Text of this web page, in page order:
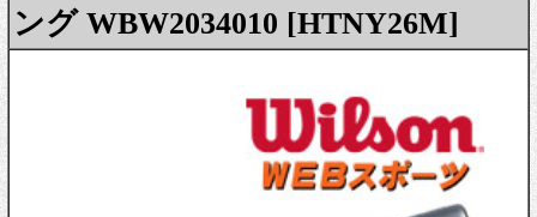
ング WBW2034010 [HTNY26M]